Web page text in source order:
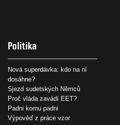
Politika
Nová superdávka: kdo na ní
dosáhne?
Sjezd sudetských Němců
Proč vláda zavádí EET?
Padni komu padni
Výpověď z práce vzor